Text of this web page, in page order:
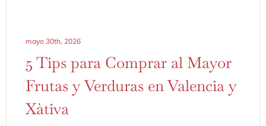
mayo 30th, 2026
5 Tips para Comprar al Mayor
Frutas y Verduras en Valencia y
Xàtiva